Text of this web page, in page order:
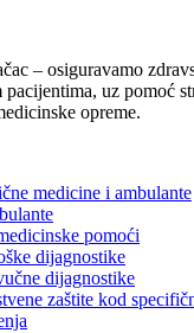
– osiguravamo
pacijentima, uz pomoć
opreme.
medicine i ambulante
pomoći
dijagnostike
dijagnostike
zaštite kod